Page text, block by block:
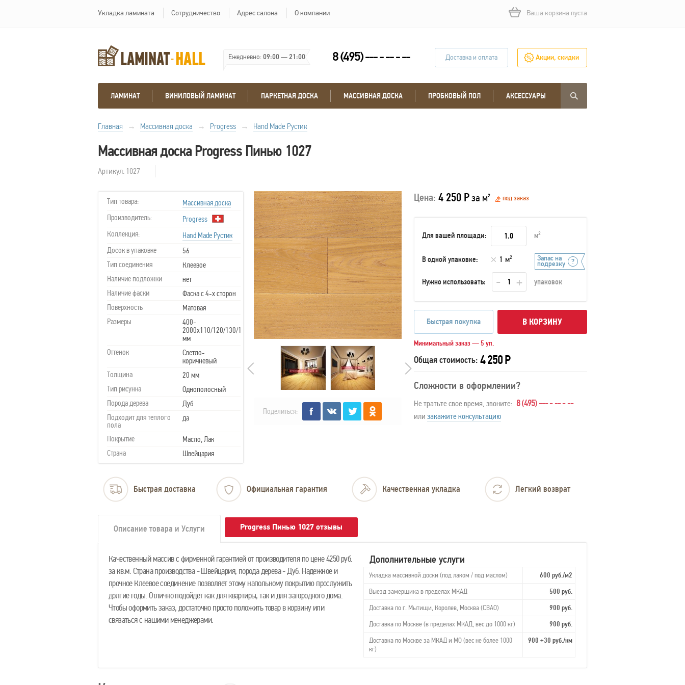
Укладка ламината Сотрудничество Адрес салона О компании Ваша корзина пуста
Ежедневно:09:00—21:00 8 (495) --- - -- - -- Доставка и оплата Акции, скидки
ЛАМИНАТ ВИНИЛОВЫЙ ЛАМИНАТ ПАРКЕТНАЯ ДОСКА МАССИВНАЯ ДОСКА ПРОБКОВЫЙ ПОЛ АКСЕССУАРЫ
Главная → Массивная доска → Progress → Hand Made Рустик
Массивная доска Progress Пинью 1027
Артикул: 1027
Тип товара:
Массивная доска
Производитель:
Progress
Коллекция:
Hand Made Рустик
Досок в упаковке
56
Тип соединения
Клеевое
Наличие подложки
нет
Наличие фаски
Фаска с 4-х сторон
Поверхность
Матовая
Размеры
400-
2000х110/120/130/150х20
мм
Оттенок
Светло-
коричневый
Толщина
20 мм
Тип рисунка
Однополосный
Порода дерева
Дуб
Подходит для теплого
пола
да
Покрытие
Масло, Лак
Страна
Швейцария
Поделиться:
Цена: 4 250 Рза м2 под заказ
Для вашей площади: м2
В одной упаковке: 1 м2
Нужно использовать: упаковок
Запас на
подрезку
Быстрая покупка В КОРЗИНУ
Минимальный заказ — 5 уп.
Общая стоимость: 4 250 Р
Сложности в оформлении?
Не тратьте свое время, звоните: 8 (495) --- - -- - --
или закажите консультацию
Быстрая доставка Официальная гарантия Качественная укладка Легкий возврат
Описание товара и Услуги Progress Пинью 1027 отзывы
Качественный массив с фирменной гарантией от производителя по цене 4250 руб.
за кв.м. Страна производства - Швейцария, порода дерева - Дуб. Надежное и
прочное Клеевое соединение позволяет этому напольному покрытию прослужить
долгие годы. Отлично подойдет как для квартиры, так и для загородного дома.
Чтобы оформить заказ, достаточно просто положить товар в корзину или
связаться с нашими менеджерами.
Дополнительные услуги
Укладка массивной доски (под лаком / под маслом)
600 руб./м2
Выезд замерщика в пределах МКАД
500 руб.
Доставка по г. Мытищи, Королев, Москва (СВАО)
900 руб.
Доставка по Москве (в пределах МКАД, вес до 1000 кг)
900 руб.
Доставка по Москве за МКАД и МО (вес не более 1000
кг)
900 +30 руб./км